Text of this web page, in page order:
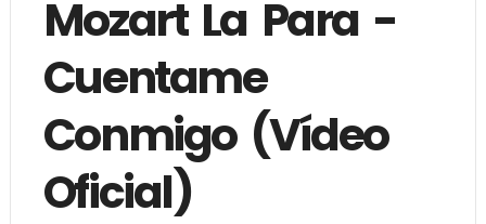
Mozart La Para -
Cuentame
Conmigo (Vídeo
Oficial)